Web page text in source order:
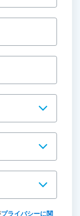
プライバシーに関